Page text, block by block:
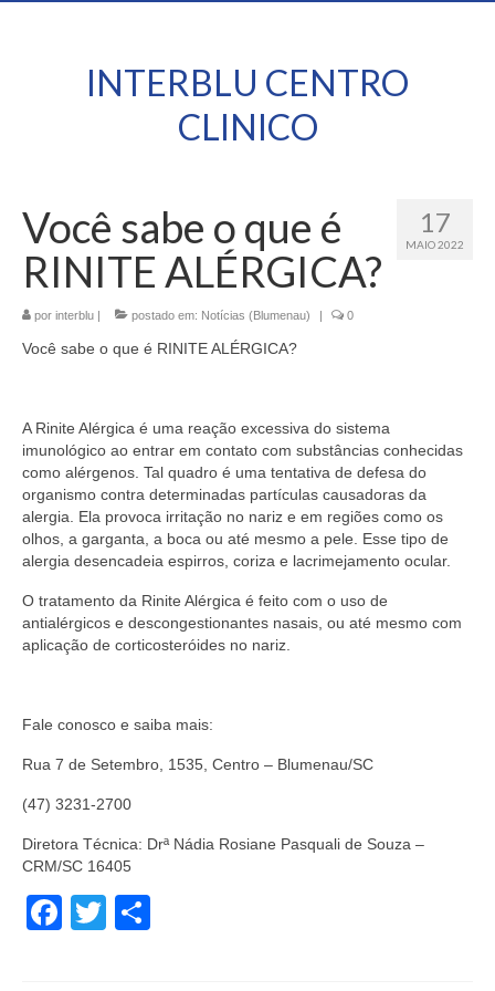
INTERBLU CENTRO
CLINICO
17
MAIO 2022
Você sabe o que é
RINITE ALÉRGICA?
por interblu | postado em: Notícias (Blumenau) | 0
Você sabe o que é RINITE ALÉRGICA?
A Rinite Alérgica é uma reação excessiva do sistema
imunológico ao entrar em contato com substâncias conhecidas
como alérgenos. Tal quadro é uma tentativa de defesa do
organismo contra determinadas partículas causadoras da
alergia. Ela provoca irritação no nariz e em regiões como os
olhos, a garganta, a boca ou até mesmo a pele. Esse tipo de
alergia desencadeia espirros, coriza e lacrimejamento ocular.
O tratamento da Rinite Alérgica é feito com o uso de
antialérgicos e descongestionantes nasais, ou até mesmo com
aplicação de corticosteróides no nariz.
Fale conosco e saiba mais:
Rua 7 de Setembro, 1535, Centro – Blumenau/SC
(47) 3231-2700
Diretora Técnica: Drª Nádia Rosiane Pasquali de Souza –
CRM/SC 16405
Facebook
Twitter